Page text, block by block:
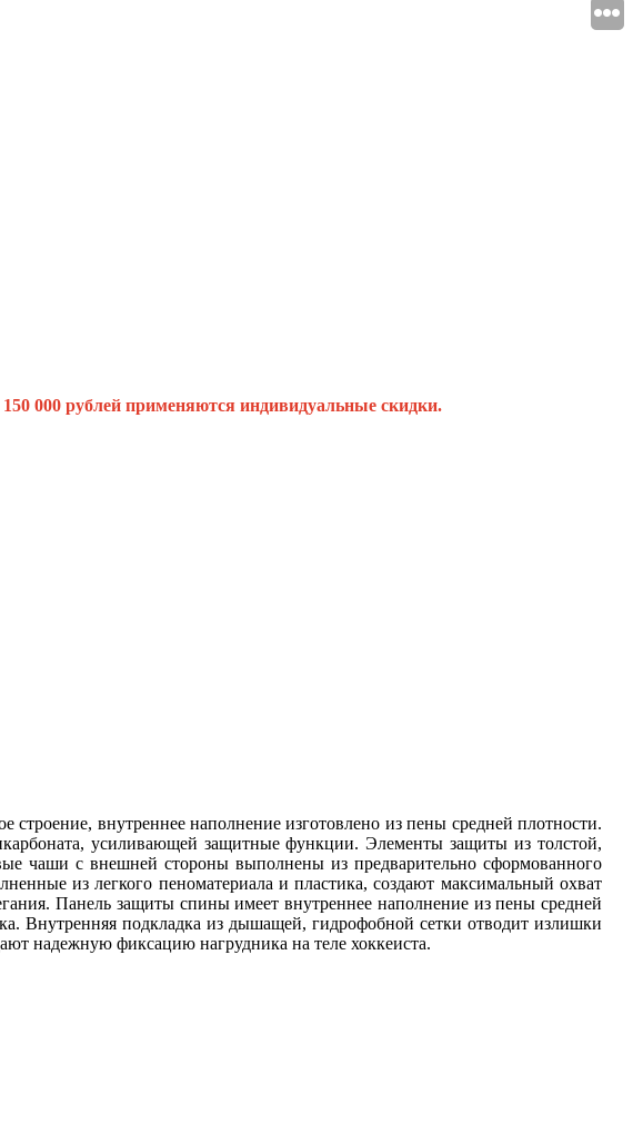
000 рублей применяются индивидуальные скидки.
внутреннее наполнение изготовлено из пены средней плотности.
усиливающей защитные функции. Элементы защиты из толстой,
чаши с внешней стороны выполнены из предварительно сформованного
из легкого пеноматериала и пластика, создают максимальный охват
Панель защиты спины имеет внутреннее наполнение из пены средней
Внутренняя подкладка из дышащей, гидрофобной сетки отводит излишки
надежную фиксацию нагрудника на теле хоккеиста.